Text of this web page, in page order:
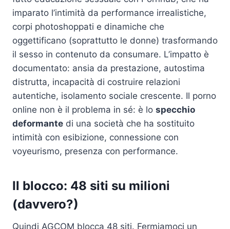
imparato l’intimità da performance irrealistiche,
corpi photoshoppati e dinamiche che
oggettificano (soprattutto le donne) trasformando
il sesso in contenuto da consumare. L’impatto è
documentato: ansia da prestazione, autostima
distrutta, incapacità di costruire relazioni
autentiche, isolamento sociale crescente. Il porno
online non è il problema in sé: è lo specchio
deformante di una società che ha sostituito
intimità con esibizione, connessione con
voyeurismo, presenza con performance.
Il blocco: 48 siti su milioni
(davvero?)
Quindi AGCOM blocca 48 siti. Fermiamoci un